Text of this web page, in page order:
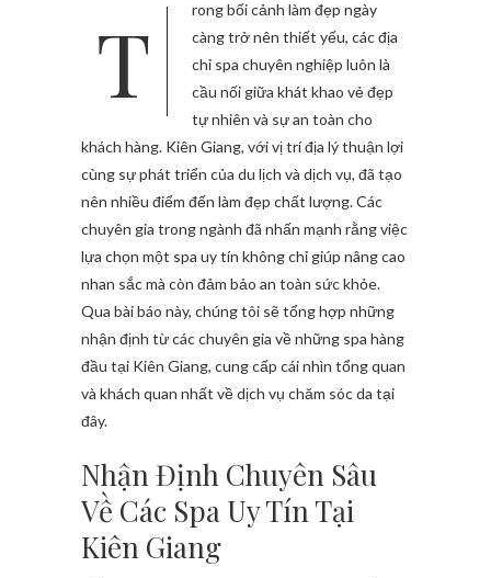
Trong bối cảnh làm đẹp ngày
càng trở nên thiết yếu, các địa
chỉ spa chuyên nghiệp luôn là
cầu nối giữa khát khao vẻ đẹp
tự nhiên và sự an toàn cho
khách hàng. Kiên Giang, với vị trí địa lý thuận lợi
cùng sự phát triển của du lịch và dịch vụ, đã tạo
nên nhiều điểm đến làm đẹp chất lượng. Các
chuyên gia trong ngành đã nhấn mạnh rằng việc
lựa chọn một spa uy tín không chỉ giúp nâng cao
nhan sắc mà còn đảm bảo an toàn sức khỏe.
Qua bài báo này, chúng tôi sẽ tổng hợp những
nhận định từ các chuyên gia về những spa hàng
đầu tại Kiên Giang, cung cấp cái nhìn tổng quan
và khách quan nhất về dịch vụ chăm sóc da tại
đây.
Nhận Định Chuyên Sâu
Về Các Spa Uy Tín Tại
Kiên Giang